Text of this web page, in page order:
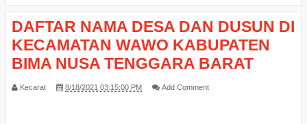
DAFTAR NAMA DESA DAN DUSUN DI
KECAMATAN WAWO KABUPATEN
BIMA NUSA TENGGARA BARAT
Kecarat 8/18/2021 03:15:00 PM Add Comment